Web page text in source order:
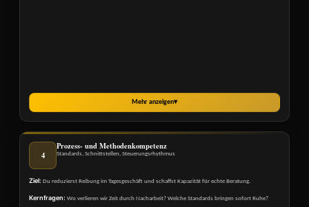
Mehr anzeigen▾
4
Prozess- und Methodenkompetenz
Standards, Schnittstellen, Steuerungsrhythmus
Ziel: Du reduzierst Reibung im Tagesgeschäft und schaffst Kapazität für echte Beratung.
Kernfragen: Wo verlieren wir Zeit durch Nacharbeit? Welche Standards bringen sofort Ruhe?